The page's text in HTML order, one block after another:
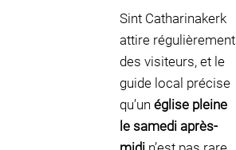
Sint Catharinakerk
attire régulièrement
des visiteurs, et le
guide local précise
qu’un église pleine
le samedi après-